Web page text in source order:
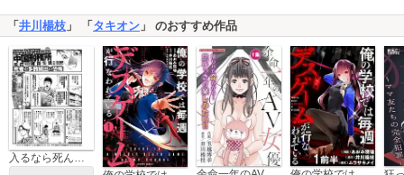
「 井川楊枝 」 「 タキオン 」 のおすすめ作品
入るなら死んだほうがマシ！中国の刑務所 驚愕の拷問実態